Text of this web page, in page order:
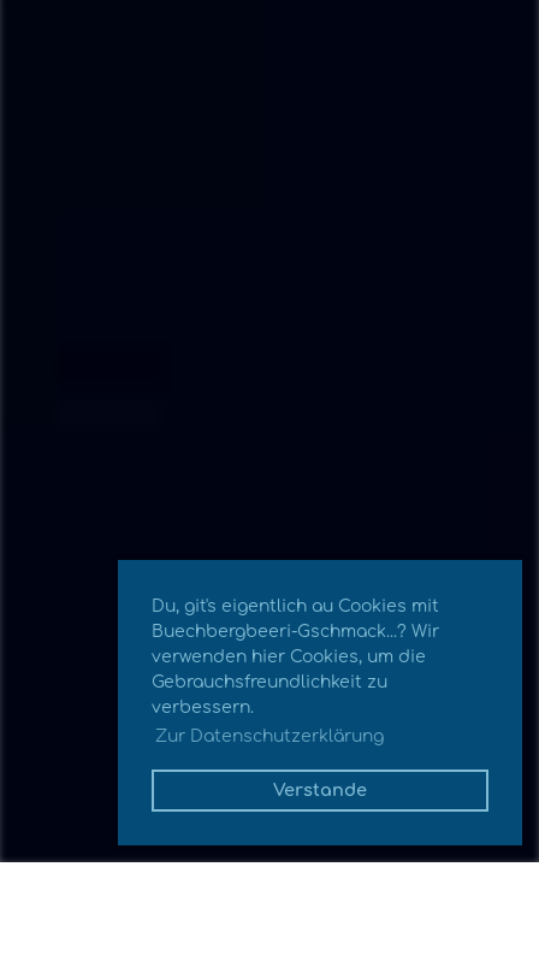
Du, git's eigentlich au Cookies mit
Buechbergbeeri-Gschmack...? Wir
verwenden hier Cookies, um die
Gebrauchsfreundlichkeit zu
verbessern.
Zur Datenschutzerklärung
Verstande